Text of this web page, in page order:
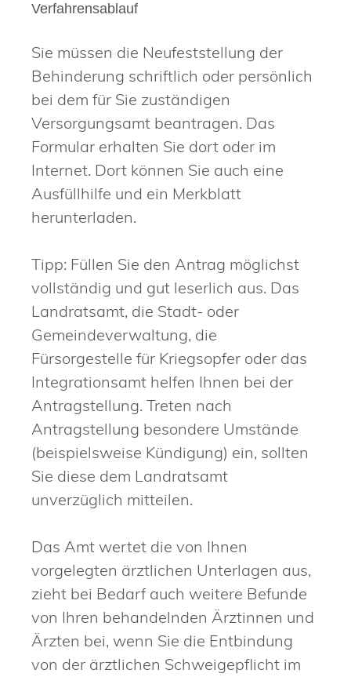
Verfahrensablauf
Sie müssen die Neufeststellung der
Behinderung schriftlich oder persönlich
bei dem für Sie zuständigen
Versorgungsamt beantragen. Das
Formular erhalten Sie dort oder im
Internet. Dort können Sie auch eine
Ausfüllhilfe und ein Merkblatt
herunterladen.
Tipp: Füllen Sie den Antrag möglichst
vollständig und gut leserlich aus. Das
Landratsamt, die Stadt- oder
Gemeindeverwaltung, die
Fürsorgestelle für Kriegsopfer oder das
Integrationsamt helfen Ihnen bei der
Antragstellung. Treten nach
Antragstellung besondere Umstände
(beispielsweise Kündigung) ein, sollten
Sie diese dem Landratsamt
unverzüglich mitteilen.
Das Amt wertet die von Ihnen
vorgelegten ärztlichen Unterlagen aus,
zieht bei Bedarf auch weitere Befunde
von Ihren behandelnden Ärztinnen und
Ärzten bei, wenn Sie die Entbindung
von der ärztlichen Schweigepflicht im